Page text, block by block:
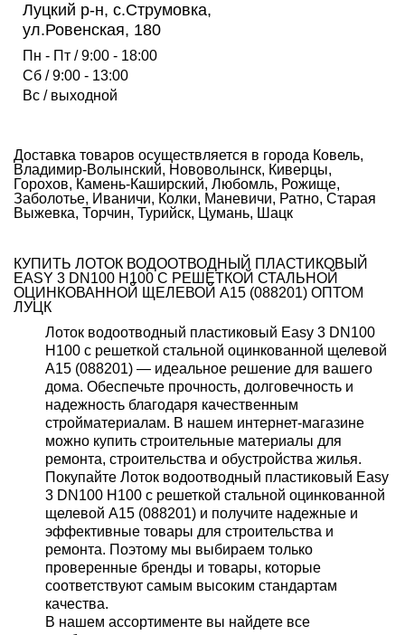
Луцкий р-н, с.Струмовка,
ул.Ровенская, 180
Пн - Пт / 9:00 - 18:00
Сб / 9:00 - 13:00
Вс / выходной
Доставка товаров осуществляется в города Ковель,
Владимир-Волынский, Нововолынск, Киверцы,
Горохов, Камень-Каширский, Любомль, Рожище,
Заболотье, Иваничи, Колки, Маневичи, Ратно, Старая
Выжевка, Торчин, Турийск, Цумань, Шацк
КУПИТЬ ЛОТОК ВОДООТВОДНЫЙ ПЛАСТИКОВЫЙ
EASY 3 DN100 H100 С РЕШЕТКОЙ СТАЛЬНОЙ
ОЦИНКОВАННОЙ ЩЕЛЕВОЙ А15 (088201) ОПТОМ
ЛУЦК
Лоток водоотводный пластиковый Easy 3 DN100
H100 с решеткой стальной оцинкованной щелевой
А15 (088201) — идеальное решение для вашего
дома. Обеспечьте прочность, долговечность и
надежность благодаря качественным
стройматериалам. В нашем интернет-магазине
можно купить строительные материалы для
ремонта, строительства и обустройства жилья.
Покупайте Лоток водоотводный пластиковый Easy
3 DN100 H100 с решеткой стальной оцинкованной
щелевой А15 (088201) и получите надежные и
эффективные товары для строительства и
ремонта. Поэтому мы выбираем только
проверенные бренды и товары, которые
соответствуют самым высоким стандартам
качества.
В нашем ассортименте вы найдете все